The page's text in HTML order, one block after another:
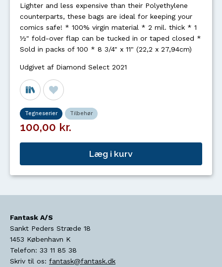
Lighter and less expensive than their Polyethylene
counterparts, these bags are ideal for keeping your
comics safe! * 100% virgin material * 2 mil. thick * 1
½" fold-over flap can be tucked in or taped closed *
Sold in packs of 100 * 8 3/4" x 11" (22,2 x 27,94cm)
Udgivet af Diamond Select 2021
Tegneserier Tilbehør
100,00 kr.
Læg i kurv
Fantask A/S
Sankt Peders Stræde 18
1453 København K
Telefon: 33 11 85 38
Skriv til os: fantask@fantask.dk